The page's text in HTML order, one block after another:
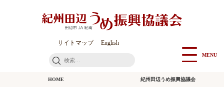
サイトマップ English
検
MENU
HOME 紀州田辺うめ振興協議会